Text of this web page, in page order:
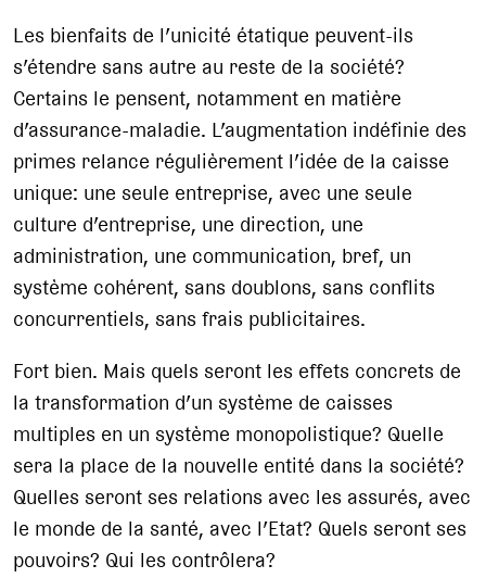
Les bienfaits de l’unicité étatique peuvent-ils
s’étendre sans autre au reste de la société?
Certains le pensent, notamment en matière
d’assurance-maladie. L’augmentation indéfinie des
primes relance régulièrement l’idée de la caisse
unique: une seule entreprise, avec une seule
culture d’entreprise, une direction, une
administration, une communication, bref, un
système cohérent, sans doublons, sans conflits
concurrentiels, sans frais publicitaires.
Fort bien. Mais quels seront les effets concrets de
la transformation d’un système de caisses
multiples en un système monopolistique? Quelle
sera la place de la nouvelle entité dans la société?
Quelles seront ses relations avec les assurés, avec
le monde de la santé, avec l’Etat? Quels seront ses
pouvoirs? Qui les contrôlera?